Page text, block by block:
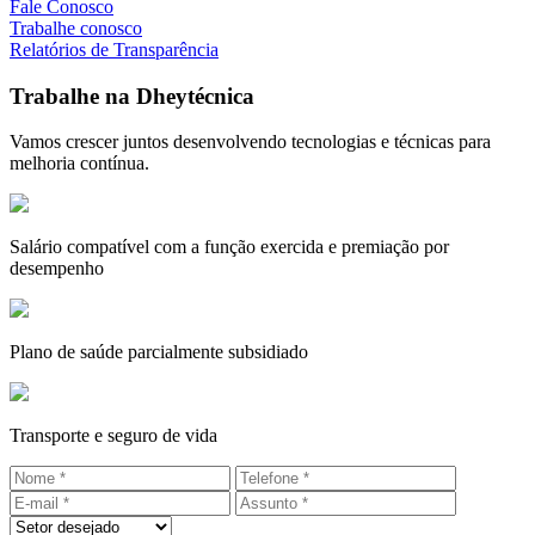
Fale Conosco
Trabalhe conosco
Relatórios de Transparência
Trabalhe na Dheytécnica
Vamos crescer juntos desenvolvendo tecnologias e técnicas para
melhoria contínua.
Salário compatível com a função exercida e premiação por
desempenho
Plano de saúde parcialmente subsidiado
Transporte e seguro de vida